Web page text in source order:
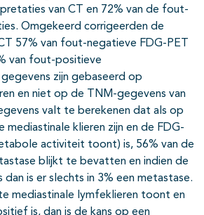
van CT en 72% van de fout-
Omgekeerd corrigeerden de
57% van fout-negatieve FDG-PET
van fout-positieve
zijn gebaseerd op
en niet op de TNM-gegevens van
valt te berekenen dat als op
klieren zijn en de FDG-
activiteit toont) is, 56% van de
blijkt te bevatten en indien de
dan is er slechts in 3% een metastase.
mediastinale lymfeklieren toont en
is, dan is de kans op een